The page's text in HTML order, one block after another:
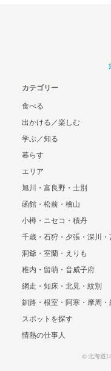
カテゴリー
食べる
出かける／楽しむ
学ぶ／知る
暮らす
エリア
旭川・富良野・士別
函館・松前・檜山
小樽・ニセコ・積丹
千歳・石狩・夕張・深川
洞爺・室蘭・えりも
稚内・留萌・音威子府
網走・知床・北見・紋別
釧路・根室・阿寒・摩周・
スポットを探す
情熱の仕事人
© 北海道